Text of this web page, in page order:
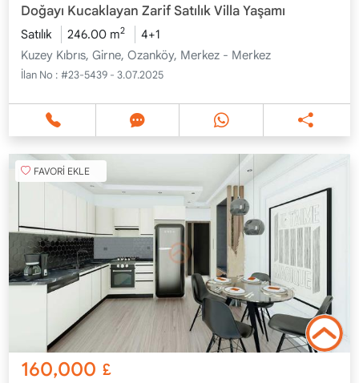
Doğayı Kucaklayan Zarif Satılık Villa Yaşamı
Satılık 246.00 m2
4+1
Kuzey Kıbrıs, Girne, Ozanköy, Merkez - Merkez
İlan No : #23-5439 - 3.07.2025
FAVORİ EKLE
160,000 £